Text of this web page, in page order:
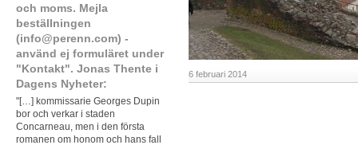
6 februari 2014
och moms. Mejla
beställningen
(info@perenn.com) -
använd ej formuläret under
"Kontakt". Jonas Thente i
Dagens Nyheter:
"[…] kommissarie Georges Dupin
bor och verkar i staden
Concarneau, men i den första
romanen om honom och hans fall